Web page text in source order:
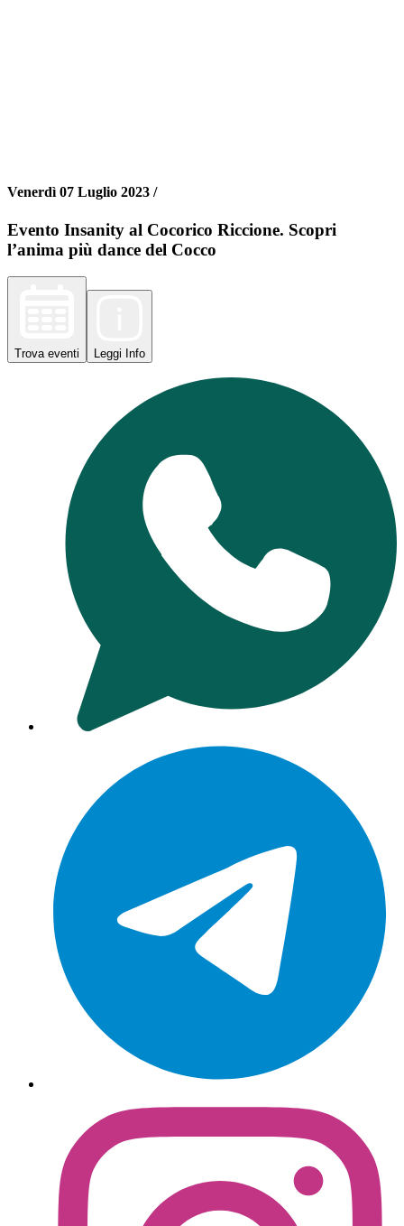
Venerdì 07 Luglio 2023 /
Evento Insanity al Cocorico Riccione. Scopri
l’anima più dance del Cocco
Trova eventi Leggi Info